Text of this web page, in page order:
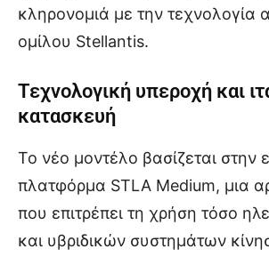
κληρονομιά με την τεχνολογία
ομίλου Stellantis.
Τεχνολογική υπεροχή και
κατασκευή
Το νέο μοντέλο βασίζεται στην
πλατφόρμα STLA Medium, μια
που επιτρέπει τη χρήση τόσο
και υβριδικών συστημάτων